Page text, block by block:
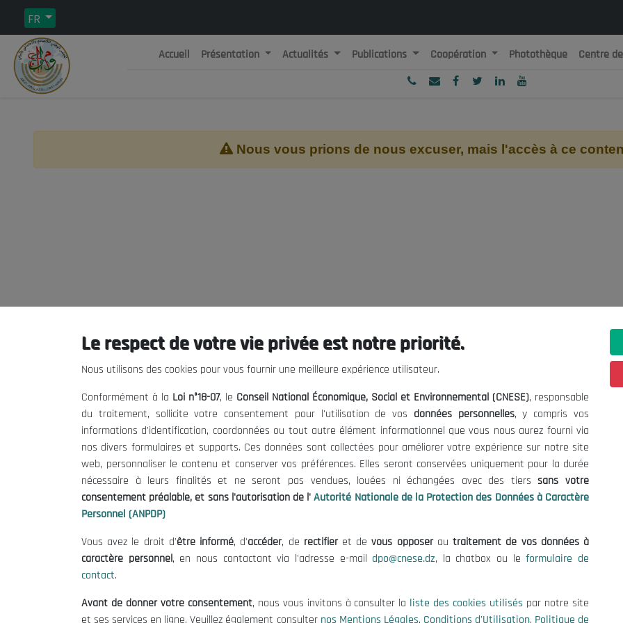
FR
République Algérienne Démocratique et Populaire
Accueil Présentation Actualités Publications Coopération Photothèque Centre
Nous vous prions de nous excuser, mais l'accès à ce
Le CNESE
Le président
Organisation
Publications
Informations utiles
Mentions Légales
Conditions d'Utilisation
Politique de Protection des Données
Politique des Cookies
contact@cnese.dz
Suggestions ou Initiatives ?
Newsletter
Inscrivez-vous, soyez le premier à
nos dernières nouvelles.
Suivez-Nous!
© 2026 Conseil National Économique, Social et Environnemental
Le respect de votre vie privée est notre priorité.
Nous utilisons des cookies pour vous fournir une meilleure expérience utilisateur.
Conformément à la Loi n°18-07, le Conseil National Économique, Social et Environnemental (CNESE), responsable
du traitement, sollicite votre consentement pour l'utilisation de vos données personnelles, y compris vos
informations d'identification, coordonnées ou tout autre élément informationnel que vous nous aurez fourni via
nos divers formulaires et supports. Ces données sont collectées pour améliorer votre expérience sur notre site
web, personnaliser le contenu et conserver vos préférences. Elles seront conservées uniquement pour la durée
nécessaire à leurs finalités et ne seront pas vendues, louées ni échangées avec des tierssans votre
consentement préalable, et sans l'autorisation de l' Autorité Nationale de la Protection des Données à Caractère
Personnel (ANPDP)
Vous avez le droit d'être informé, d'accéder, de rectifieret devous opposerautraitement de vos données à
caractère personnel, en nous contactant via l'adresse e-mail dpo@cnese.dz, la chatbox ou leformulaire de
contact.
Avant de donner votre consentement, nous vous invitons à consulter la liste des cookies utilisés par notre site
et ses services en ligne. Veuillez également consulter nos Mentions Légales, Conditions d'Utilisation, Politique de